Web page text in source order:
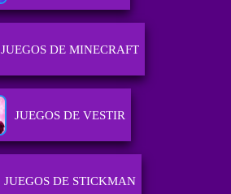
JUEGOS DE MINECRAFT
JUEGOS DE VESTIR
JUEGOS DE STICKMAN